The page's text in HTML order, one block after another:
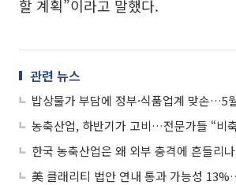
할 계획”이라고 말했다.
관련 뉴스
한국 농축산업은 왜 외부 충격에 흔들리나